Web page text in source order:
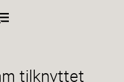
tilknyttet